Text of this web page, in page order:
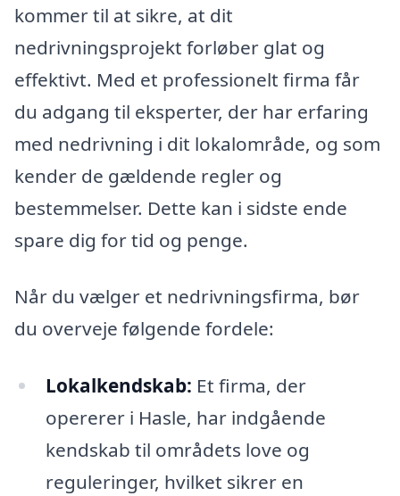
kommer til at sikre, at dit
nedrivningsprojekt forløber glat og
effektivt. Med et professionelt firma får
du adgang til eksperter, der har erfaring
med nedrivning i dit lokalområde, og som
kender de gældende regler og
bestemmelser. Dette kan i sidste ende
spare dig for tid og penge.
Når du vælger et nedrivningsfirma, bør
du overveje følgende fordele:
Lokalkendskab: Et firma, der
opererer i Hasle, har indgående
kendskab til områdets love og
reguleringer, hvilket sikrer en